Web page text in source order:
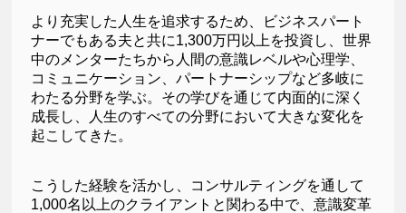
より充実した人生を追求するため、ビジネスパート
ナーでもある夫と共に1,300万円以上を投資し、世界
中のメンターたちから人間の意識レベルや心理学、
コミュニケーション、パートナーシップなど多岐に
わたる分野を学ぶ。その学びを通じて内面的に深く
成長し、人生のすべての分野において大きな変化を
起こしてきた。
こうした経験を活かし、コンサルティングを通して
1,000名以上のクライアントと関わる中で、意識変革